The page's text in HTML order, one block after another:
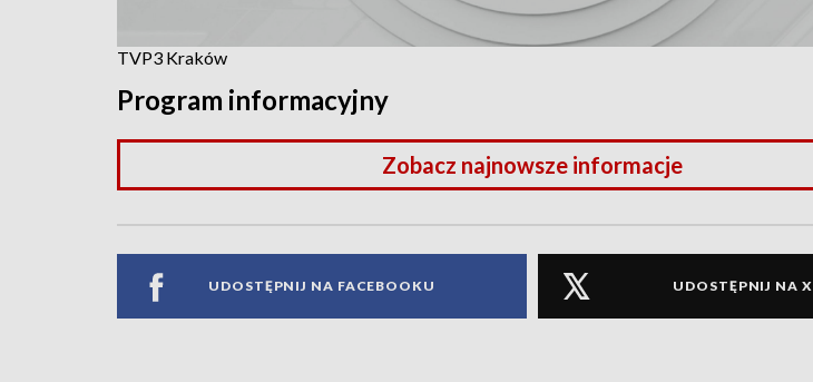
TVP3 Kraków
Program informacyjny
Zobacz najnowsze informacje
UDOSTĘPNIJ NA FACEBOOKU UDOSTĘPNIJ NA X